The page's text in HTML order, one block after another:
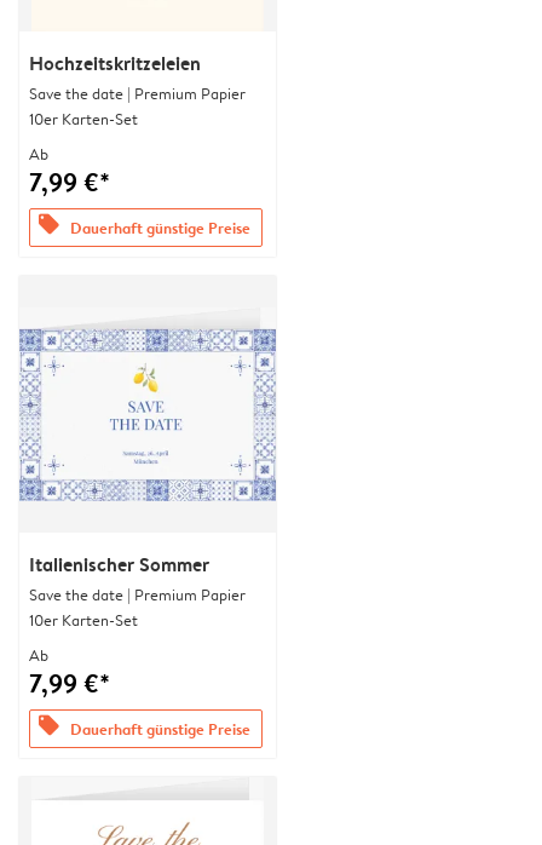
Hochzeitskritzeleien
Save the date | Premium Papier
10er Karten-Set
Ab
7,99 €*
offers Dauerhaft günstige Preise
Italienischer Sommer
Save the date | Premium Papier
10er Karten-Set
Ab
7,99 €*
offers Dauerhaft günstige Preise